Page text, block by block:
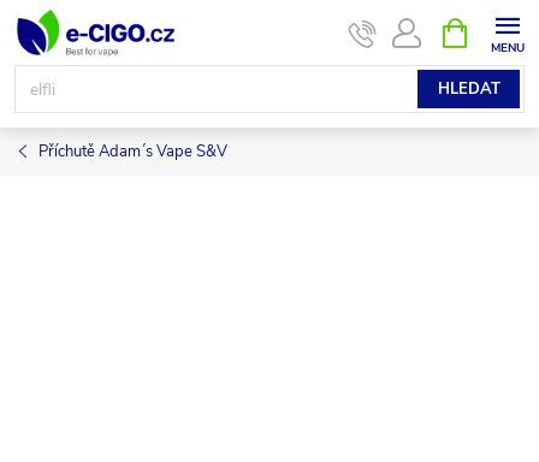
Přejít
obsah
HLEDAT
NÁKUPNÍ
KOŠÍK
Příchutě Adam´s Vape S&V